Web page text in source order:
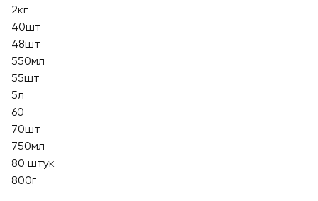
2кг
40шт
48шт
550мл
55шт
5л
60
70шт
750мл
80 штук
800г